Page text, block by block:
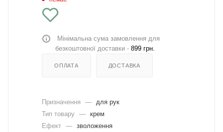
Мінімальна сума замовлення для
безкоштовної доставки - 899 грн.
ОПЛАТА ДОСТАВКА
Призначення —
для рук
Тип товару — крем
Ефект — зволоження